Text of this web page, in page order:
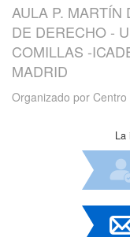
AULA P. MARTÍN
DE DERECHO -
COMILLAS -
MADRID
Organizado por Centro
La